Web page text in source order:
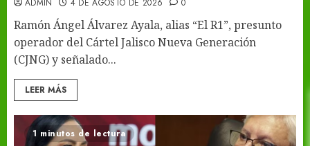
ADMIN 4 DE AGOSTO DE 2026 0
Ramón Ángel Álvarez Ayala, alias “El R1”, presunto
operador del Cártel Jalisco Nueva Generación
(CJNG) y señalado...
LEER MÁS
1 minutos de lectura